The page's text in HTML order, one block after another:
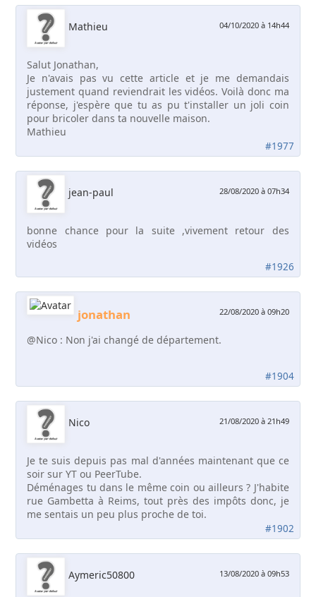
Mathieu
#1977
04/10/2020 à 14h44
Salut Jonathan,
Je n'avais pas vu cette article et je me demandais
justement quand reviendrait les vidéos. Voilà donc ma
réponse, j'espère que tu as pu t'installer un joli coin
pour bricoler dans ta nouvelle maison.
Mathieu
jean-paul
#1926
28/08/2020 à 07h34
bonne chance pour la suite ,vivement retour des
vidéos
jonathan
#1904
22/08/2020 à 09h20
@Nico : Non j'ai changé de département.
Nico
#1902
21/08/2020 à 21h49
Je te suis depuis pas mal d'années maintenant que ce
soir sur YT ou PeerTube.
Déménages tu dans le même coin ou ailleurs ? J'habite
rue Gambetta à Reims, tout près des impôts donc, je
me sentais un peu plus proche de toi.
Aymeric50800 13/08/2020 à 09h53